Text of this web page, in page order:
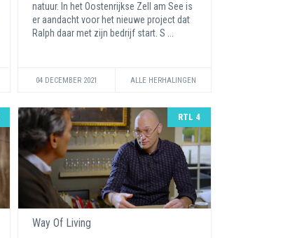
natuur. In het Oostenrijkse Zell am See is
er aandacht voor het nieuwe project dat
Ralph daar met zijn bedrijf start. S ...
04 DECEMBER 2021 ALLE HERHALINGEN
RTL 4
Way Of Living